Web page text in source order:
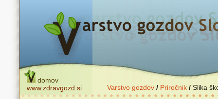
domov
www.zdravgozd.si
Varstvo gozdov / Priročnik / Slika